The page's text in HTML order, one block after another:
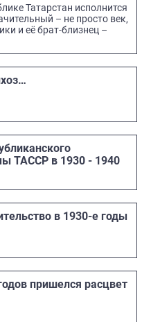
Татарстан исполнится
– не просто век,
и её брат-близнец –
ТАССР в 1930 - 1940
в 1930-е годы
пришелся расцвет